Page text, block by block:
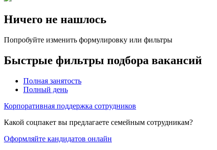
Ничего не нашлось
Попробуйте изменить формулировку или фильтры
Быстрые фильтры подбора вакансий
Полная занятость
Полный день
Корпоративная поддержка сотрудников
Какой соцпакет вы предлагаете семейным сотрудникам?
Оформляйте кандидатов онлайн